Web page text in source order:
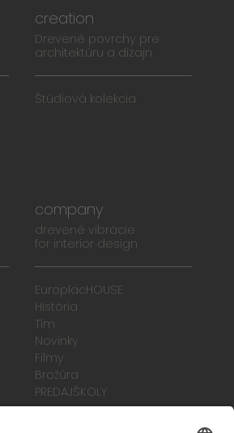
creation
Drevené povrchy pre
architektúru a dizajn
Štúdiová kolekcia
company
drevené vibrácie
for interior design
EuroplacHOUSE
História
Tím
Novinky
Filmy
Brožúra
PREDAJŠKOLY